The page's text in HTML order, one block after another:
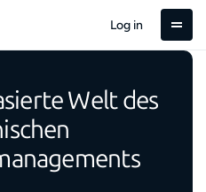
Log in
Welt des